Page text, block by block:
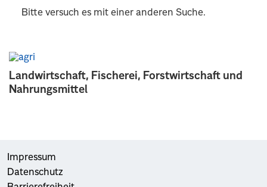
Landwirtschaft, Fischerei, Forstwirtschaft und
Nahrungsmittel
Bitte versuch es mit einer anderen Suche.
Impressum
Datenschutz